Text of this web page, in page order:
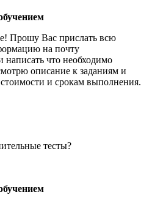
Прошу Вас прислать всю
на почту
написать что необходимо
описание к заданиям и
и срокам выполнения.
тесты?